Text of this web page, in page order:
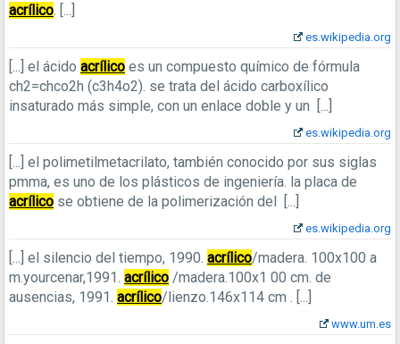
acrílico. [...]
es.wikipedia.org
[...] el ácido acrílico es un compuesto químico de fórmula
ch2=chco2h (c3h4o2). se trata del ácido carboxílico
insaturado más simple, con un enlace doble y un [...]
es.wikipedia.org
[...] el polimetilmetacrilato, también conocido por sus siglas
pmma, es uno de los plásticos de ingeniería. la placa de
acrílico se obtiene de la polimerización del [...]
es.wikipedia.org
[...] el silencio del tiempo, 1990. acrílico/madera. 100x100 a
m.yourcenar,1991. acrílico /madera.100x1 00 cm. de
ausencias, 1991. acrílico/lienzo.146x114 cm . [...]
www.um.es